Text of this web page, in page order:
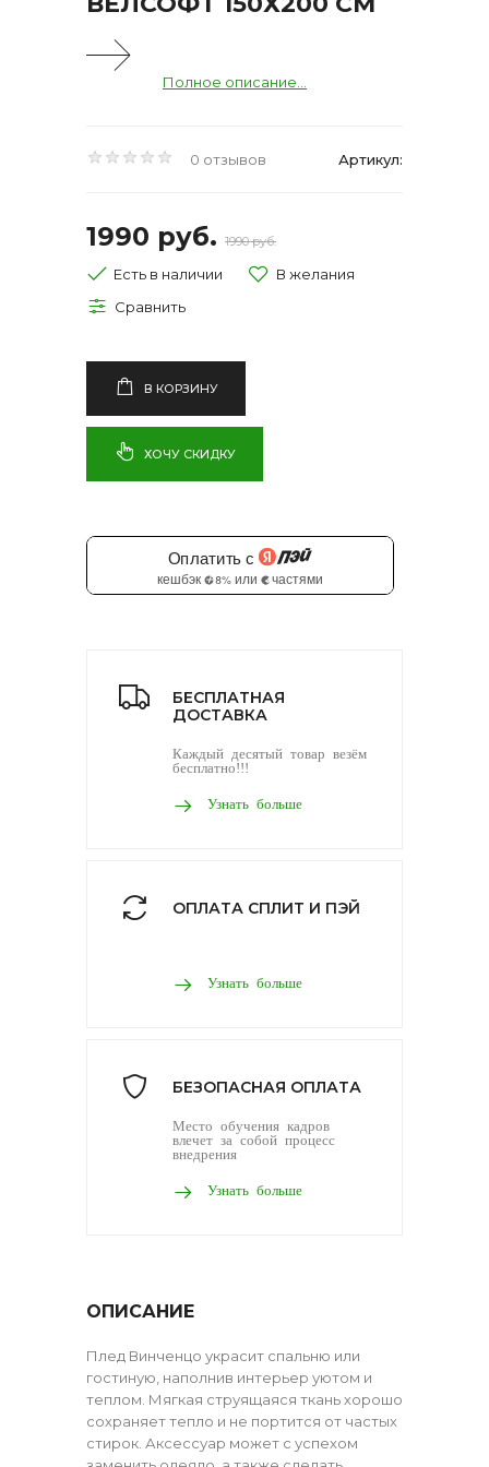
Полное описание...
0 отзывов Артикул:
1990 руб. 1990 руб.
Есть в наличии
В КОРЗИНУ
ХОЧУ СКИДКУ
БЕСПЛАТНАЯ
ДОСТАВКА
Каждый десятый товар везём
бесплатно!!!
Узнать больше
ОПЛАТА СПЛИТ И ПЭЙ
Узнать больше
БЕЗОПАСНАЯ ОПЛАТА
Место обучения кадров
влечет за собой процесс
внедрения
Узнать больше
ОПИСАНИЕ
Плед Винченцо украсит спальню или
гостиную, наполнив интерьер уютом и
теплом. Мягкая струящаяся ткань хорошо
сохраняет тепло и не портится от частых
стирок. Аксессуар может с успехом